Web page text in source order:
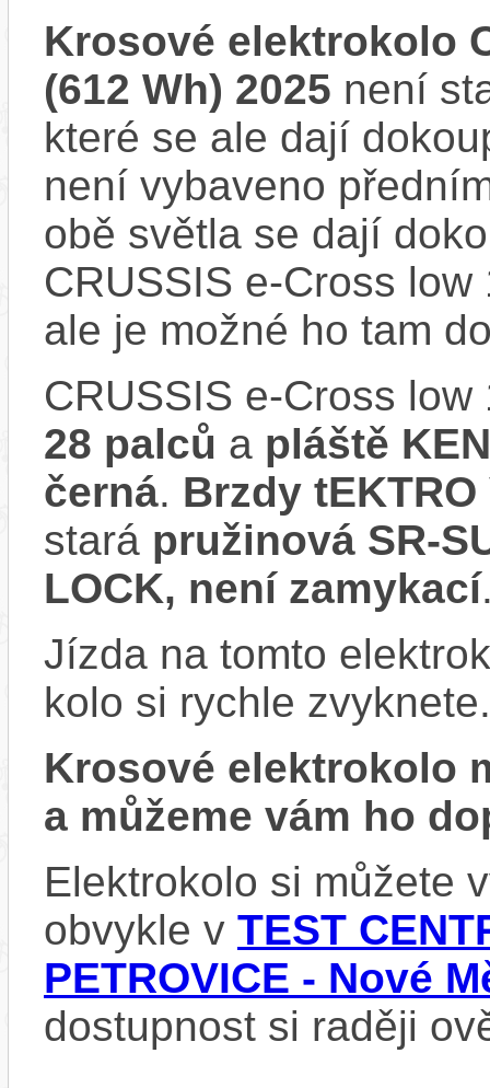
Krosové elektrokolo
(612 Wh) 2025 není
které se ale dají
není vybaveno
obě světla se dají
CRUSSIS e-Cross
ale je možné ho tam
CRUSSIS e-Cross
28 palců a pláště
černá. Brzdy
stará pružinová SR-
LOCK, není zamykací
Jízda na tomto
kolo si rychle zvyknete.
Krosové elektrokolo
a můžeme vám ho
Elektrokolo si můžete
obvykle v TEST
PETROVICE - Nové
dostupnost si raději